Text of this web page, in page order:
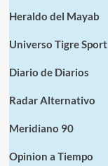
Heraldo del Mayab
Universo Tigre Sport
Diario de Diarios
Radar Alternativo
Meridiano 90
Opinion a Tiempo